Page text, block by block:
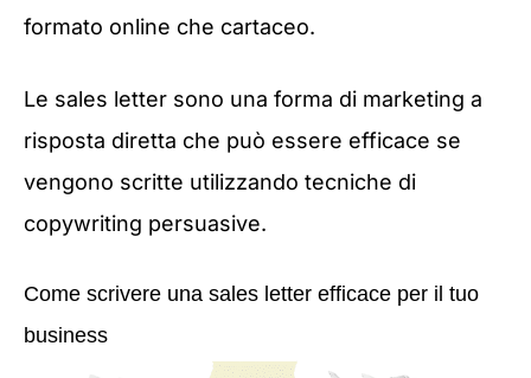
formato online che cartaceo.
Le sales letter sono una forma di marketing a
risposta diretta che può essere efficace se
vengono scritte utilizzando tecniche di
copywriting persuasive.
Come scrivere una sales letter efficace per il tuo
business